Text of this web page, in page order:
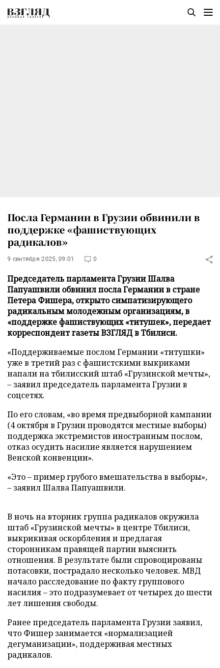
Посла Германии в Грузии обвинили в
поддержке «фашиствующих
радикалов»
9 сентября 2025, 09:01 0
Председатель парламента Грузии Шалва
Папуашвили обвинил посла Германии в стране
Петера Фишера, открыто симпатизирующего
радикальным молодежным организациям, в
«поддержке фашиствующих «титушек», передает
корреспондент газеты ВЗГЛЯД в Тбилиси.
«Поддерживаемые послом Германии «титушки»
уже в третий раз с фашистскими выкриками
напали на тбилисский штаб «Грузинской мечты»,
– заявил председатель парламента Грузии в
соцсетях.
По его словам, «во время предвыборной кампании
(4 октября в Грузии проводятся местные выборы)
поддержка экстремистов иностранным послом,
отказ осудить насилие является нарушением
Венской конвенции».
«Это – пример грубого вмешательства в выборы»,
– заявил Шалва Папуашвили.
В ночь на вторник группа радикалов окружила
штаб «Грузинской мечты» в центре Тбилиси,
выкрикивая оскорбления и предлагая
сторонникам правящей партии выяснить
отношения. В результате были спровоцированы
потасовки, пострадало несколько человек. МВД
начало расследование по факту группового
насилия – это подразумевает от четырех до шести
лет лишения свободы.
Ранее председатель парламента Грузии заявил,
что Фишер занимается «нормализацией
дегуманизации», поддерживая местных
радикалов.